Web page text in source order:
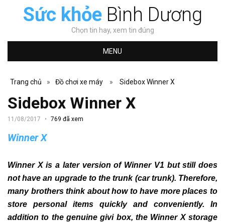
Sức khỏeBình Dương
Chọn tin hay, xem tin đúng
MENU
Trang chủ » Đồ chơi xe máy » Sidebox Winner X
Sidebox Winner X
11/08/2017 769 đã xem
Winner X
Winner X is a later version of Winner V1 but still does
not have an upgrade to the trunk (car trunk). Therefore,
many brothers think about how to have more places to
store personal items quickly and conveniently. In
addition to the genuine givi box, the Winner X storage